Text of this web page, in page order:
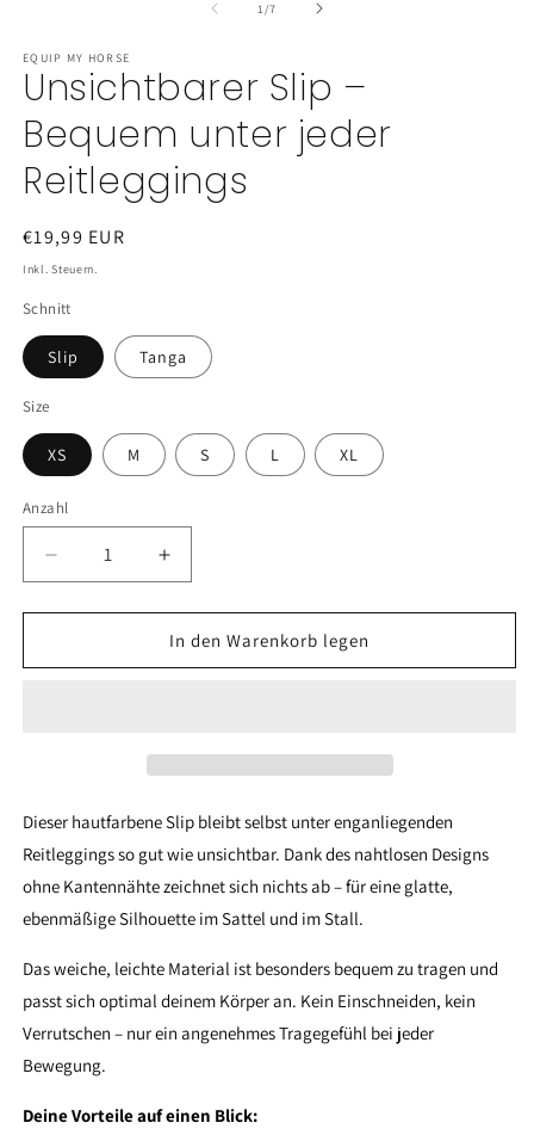
1 /von
7
EQUIP MY HORSE
Unsichtbarer Slip –
Bequem unter jeder
Reitleggings
Normaler
Preis
€19,99 EUR
Inkl. Steuern.
Schnitt
Slip Tanga
Size
XS M S L XL
Anzahl
Verringere
die
Menge
Unsichtbarer
Reitleggings
Erhöhe
die
Menge
für
Unsichtbarer
Reitleggings
In den Warenkorb legen
Dieser hautfarbene Slip bleibt selbst unter enganliegenden
Reitleggings so gut wie unsichtbar. Dank des nahtlosen Designs
ohne Kantennähte zeichnet sich nichts ab – für eine glatte,
ebenmäßige Silhouette im Sattel und im Stall.
Das weiche, leichte Material ist besonders bequem zu tragen und
passt sich optimal deinem Körper an. Kein Einschneiden, kein
Verrutschen – nur ein angenehmes Tragegefühl bei jeder
Bewegung.
Deine Vorteile auf einen Blick: